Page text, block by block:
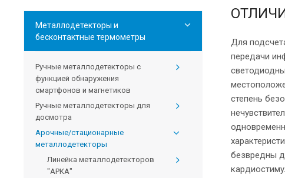
Для
передачи
степень
безвредны
Металлодетекторы и
бесконтактные термометры
Ручные металлодетекторы с
функцией обнаружения
смартфонов и магнетиков
Ручные металлодетекторы для
досмотра
Арочные/стационарные
металлодетекторы
Линейка металлодетекторов
"АРКА"